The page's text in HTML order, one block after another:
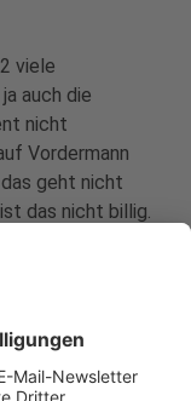
viele
auch die
nicht
Vordermann
geht nicht
das nicht billig.